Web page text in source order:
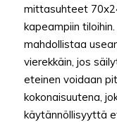
mittasuhteet
kapeampiin
mahdollistaa
vierekkäin, jos
eteinen voidaan
kokonaisuutena,
käytännöllisyyttä